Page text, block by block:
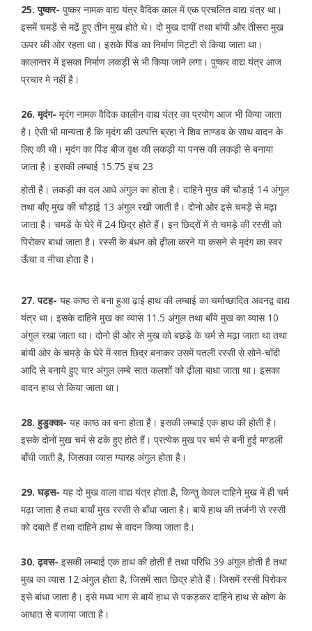
25. पुष्कर- पुष्कर नामक वाद्य यंत्र वैदिक काल में एक प्रचलित वाद्य यंत्र था।
इसमें चमड़ें से मढें हुए तीन मुख होते थे। दो मुख दायीं तथा बांयी और तीसरा मुख
ऊपर की ओर रहता था। इसके पिंड का निर्माण मिट्टी से किया जाता था।
कालान्तर में इसका निर्माण लकड़ी से भी किया जाने लगा। पुष्कर वाद्य यंत्र आज
प्रचार मे नहीं है।
26. मृदंग- मृदंग नामक वैदिक कालीन वाद्य यंत्र का प्रयोग आज भी किया जाता
है। ऐसी भी मान्यता है कि मृदंग की उत्पत्ति ब्रहा ने शिव ताण्डव के साथ वादन के
लिए की थी। मृदंग का पिंड बीज वृक्ष की लकड़ी या पनस की लकड़ी से बनाया
जाता है। इसकी लम्बाई 15.75 इंच 23
होती है। लकड़ी का दल आधे अंगुल का होता है। दाहिने मुख की चौड़ाई 14 अंगुल
तथा बाँए मुख की चौड़ाई 13 अंगुल रखी जाती है। दोनो ओर इसे चमड़ें से मढ़ा
जाता है। चमडें के घेरे में 24 छिद्र होते हैं। इन छिद्रों में से चमड़े की रस्सी को
पिरोकर बाधां जाता है। रस्सी के बंधन को ढ़ीला करने या कसने से मृदंग का स्वर
ऊँचा व नीचा होता है।
27. पटह- यह काष्ठ से बना हुआ ढ़ाई हाथ की लम्बाई का चर्माच्छादित अवनद्व वाद्य
यंत्र था। इसके दाहिने मुख का व्यास 11.5 अंगुल तथा बाँये मुख का व्यास 10
अंगुल रखा जाता था। दोनो ही ओर से मुख को बछड़े के चर्म से मढ़ा जाता था तथा
बांयी ओर के चमड़े के घेरे में सात छिद्र बनाकर उसमें पतली रस्सी से सोने-चॉदी
आदि से बनाये हुए चार अंगुल लम्बे सात कलशों को ढ़ीला बाधा जाता था। इसका
वादन हाथ से किया जाता था।
28. हुडुक्का- यह काष्ठ का बना होता है। इसकी लम्बाई एक हाथ की होती है।
इसके दोनों मुख चर्म से ढके हुए होते हैं। प्रत्येक मुख पर चर्म से बनी हुई मण्डली
बाँधी जाती है, जिसका व्यास ग्यारह अंगुल होता है।
29. घड़स- यह दो मुख वाला वाद्य यंत्र होता है, किन्तु केवल दाहिने मुख में ही चर्म
मढ़ा जाता है तथा बायाँ मुख रस्सी से बाँधा जाता है। बायें हाथ की तर्जनी से रस्सी
को दबाते हैं तथा दाहिने हाथ से वादन किया जाता है।
30. ढ़वस- इसकी लम्बाई एक हाथ की होती है तथा परिधि 39 अंगुल होती है तथा
मुख का व्यास 12 अंगुल होता है, जिसमें सात छिद्र होते हैं। जिसमें रस्सी पिरोकर
इसे बांधा जाता है। इसे मध्य भाग से बायें हाथ से पकड़कर दाहिने हाथ से कोण के
आधात से बजाया जाता है।